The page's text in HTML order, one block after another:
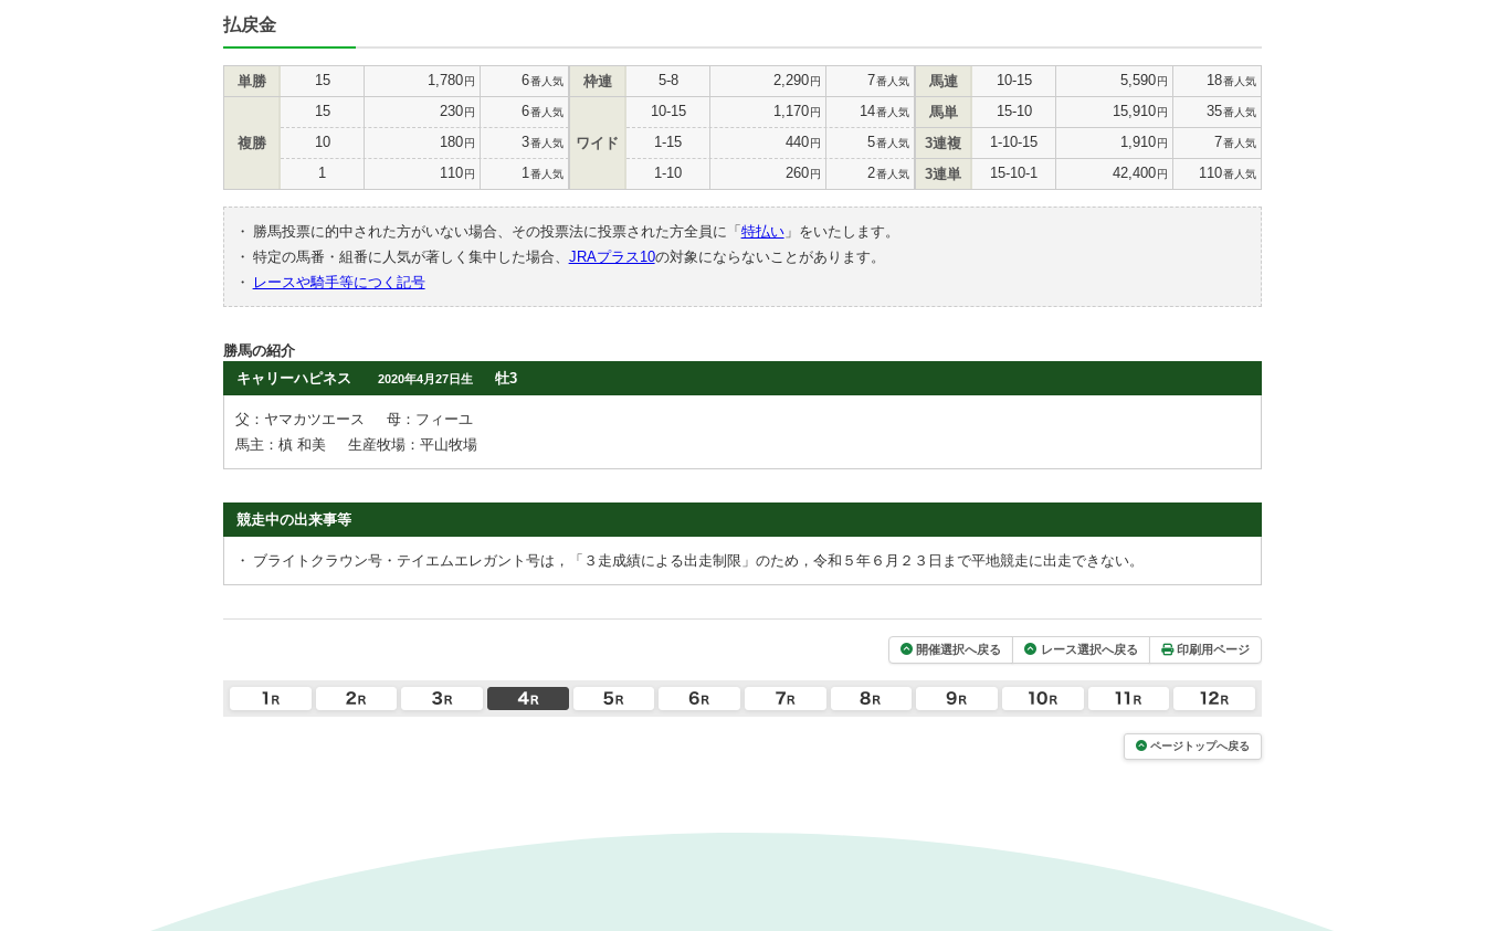
払戻金
単勝 15 1,780円 6番人気
複勝
15 230円 6番人気
10 180円 3番人気
1 110円 1 番人気
枠連 5-8 2,290円 7番人気
ワイド
10-15 1,170円 14番人気
1-15 440円 5番人気
1-10 260円 2番人気
馬連 10-15 5,590円 18番人気
馬単 15-10 15,910円 35番人気
3連複 1-10-15 1,910円 7番人気
3連単 15-10-1 42,400円 110番人気
・ 勝馬投票に的中された方がいない場合、その投票法に投票された方全員に「 特払い」をいたします。
・ 特定の馬番・組番に人気が著しく集中した場合、 JRAプラス10の対象にならないことがあります。
・
レースや騎手等につく記号
勝馬の紹介
キャリーハピネス
2020年4月27日生 牡3
父：ヤマカツエース
母：フィーユ
馬主：槙 和美
生産牧場：平山牧場
競走中の出来事等
・ ブライトクラウン号・テイエムエレガント号は，「３走成績による出走制限」のため，令和５年６月２３日まで平地競走に出走できない。
開催選択へ戻る レース選択へ戻る 印刷用ページ
ページトップへ戻る